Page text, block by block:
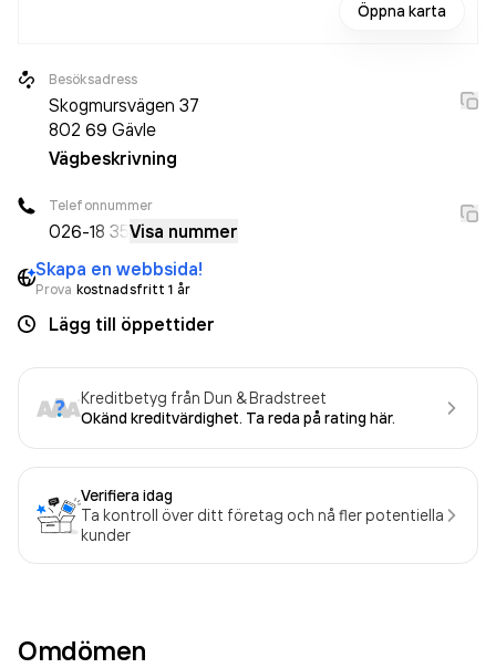
Öppna karta
Besöksadress
Skogmursvägen 37
802 69 Gävle
Vägbeskrivning
Telefonnummer
026-18 35Visa nummer
Skapa en webbsida!
Prova kostnadsfritt 1 år
Lägg till öppettider
Kreditbetyg från Dun & Bradstreet
Okänd kreditvärdighet. Ta reda på rating här.
Verifiera idag
Ta kontroll över ditt företag och nå fler potentiella
kunder
Omdömen